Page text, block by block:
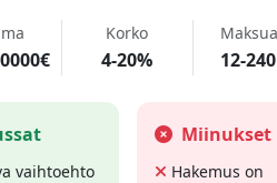
Korko
4-20% 12-
vaihtoehto
Miinukset
Hakemus on